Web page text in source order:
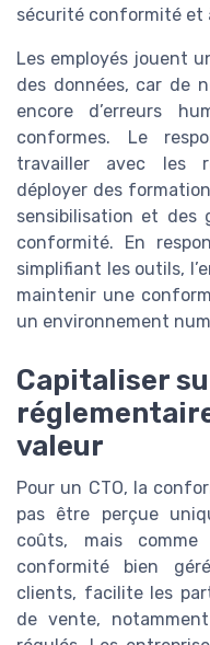
sécurité conformité et
Les employés jouent
des données, car de
encore d’erreurs
conformes. Le
travailler avec les
déployer des
sensibilisation et des
conformité. En
simplifiant les outils,
maintenir une
un environnement
Capitaliser
valeur
Pour un CTO, la
pas être perçue
coûts, mais
conformité bien
clients, facilite les
de vente,